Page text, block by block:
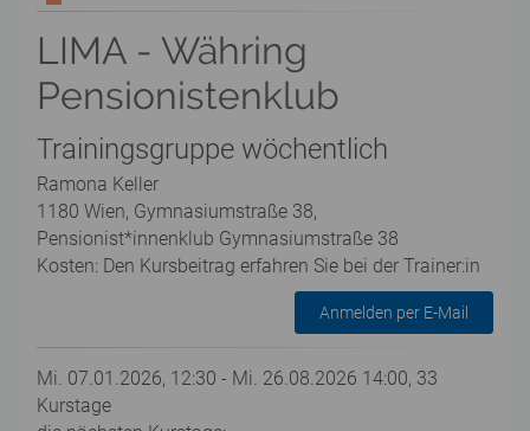
LIMA - Währing
Pensionistenklub
Trainingsgruppe wöchentlich
Ramona Keller
1180 Wien, Gymnasiumstraße 38,
Pensionist*innenklub Gymnasiumstraße 38
Kosten: Den Kursbeitrag erfahren Sie bei der Trainer:in
Anmelden per E-Mail
Mi. 07.01.2026, 12:30 - Mi. 26.08.2026 14:00, 33
Kurstage